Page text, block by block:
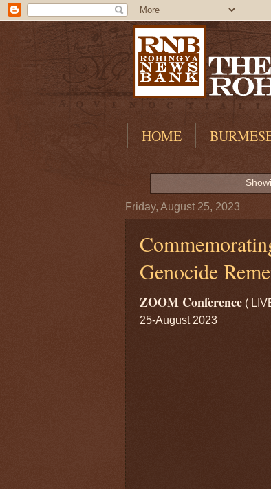
HOME
Friday, August 25, 2023
Genocide
ZOOM Conference (
25-August 2023